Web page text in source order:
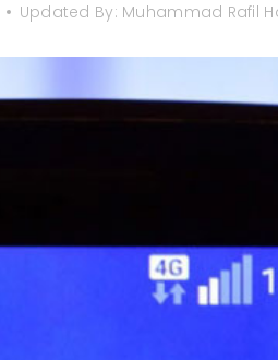
Updated By: Muhammad Rafil